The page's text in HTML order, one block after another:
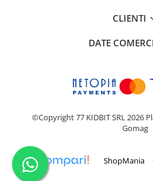
CLIENTI
DATE
©Copyright 77 KIDBIT SRL 2026
Gomag
ShopMania